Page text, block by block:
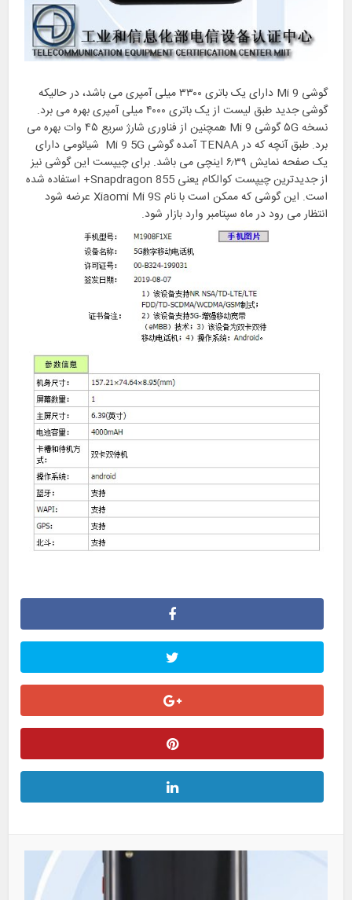
گوشی Mi 9 دارای یک باتری ۳۳۰۰ میلی آمپری می باشد، در حالیکه
گوشی جدید طبق لیست از یک باتری ۴۰۰۰ میلی آمپری بهره می برد.
نسخه ۵G گوشی Mi 9 همچنین از فناوری شارژ سریع ۴۵ وات بهره می
برد. طبق آنچه که در TENAA آمده گوشی Mi 9 5G شیائومی دارای
یک صفحه نمایش ۶٫۳۹ اینچی می باشد. برای چیپست این گوشی نیز
از جدیدترین چیپست کوالکام یعنی Snapdragon 855+ استفاده شده
است. این گوشی که ممکن است با نام Xiaomi Mi 9S عرضه شود
انتظار می رود در ماه سپتامبر وارد بازار شود.